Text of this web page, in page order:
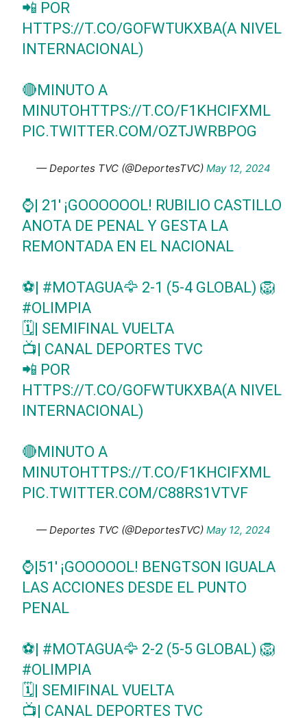
📲 POR
HTTPS://T.CO/GOFWTUKXBA(A NIVEL
INTERNACIONAL)
🔴MINUTO A
MINUTOHTTPS://T.CO/F1KHCIFXML
PIC.TWITTER.COM/OZTJWRBPOG
— Deportes TVC (@DeportesTVC) May 12, 2024
⌚| 21' ¡GOOOOOOL! RUBILIO CASTILLO
ANOTA DE PENAL Y GESTA LA
REMONTADA EN EL NACIONAL
⚽| #MOTAGUA🦅 2-1 (5-4 GLOBAL) 🦁
#OLIMPIA
🗓️| SEMIFINAL VUELTA
📺| CANAL DEPORTES TVC
📲 POR
HTTPS://T.CO/GOFWTUKXBA(A NIVEL
INTERNACIONAL)
🔴MINUTO A
MINUTOHTTPS://T.CO/F1KHCIFXML
PIC.TWITTER.COM/C88RS1VTVF
— Deportes TVC (@DeportesTVC) May 12, 2024
⌚|51' ¡GOOOOOL! BENGTSON IGUALA
LAS ACCIONES DESDE EL PUNTO
PENAL
⚽| #MOTAGUA🦅 2-2 (5-5 GLOBAL) 🦁
#OLIMPIA
🗓️| SEMIFINAL VUELTA
📺| CANAL DEPORTES TVC